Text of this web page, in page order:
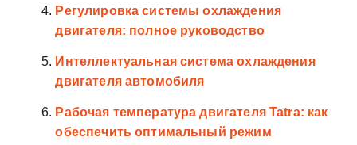
Регулировка системы охлаждения
двигателя: полное руководство
Интеллектуальная система охлаждения
двигателя автомобиля
Рабочая температура двигателя Tatra: как
обеспечить оптимальный режим